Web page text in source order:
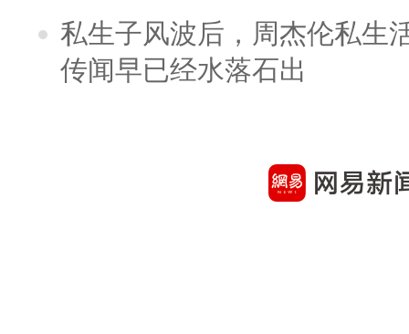
私生子风波后，周杰伦私生
传闻早已经水落石出